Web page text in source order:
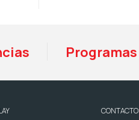
Programas